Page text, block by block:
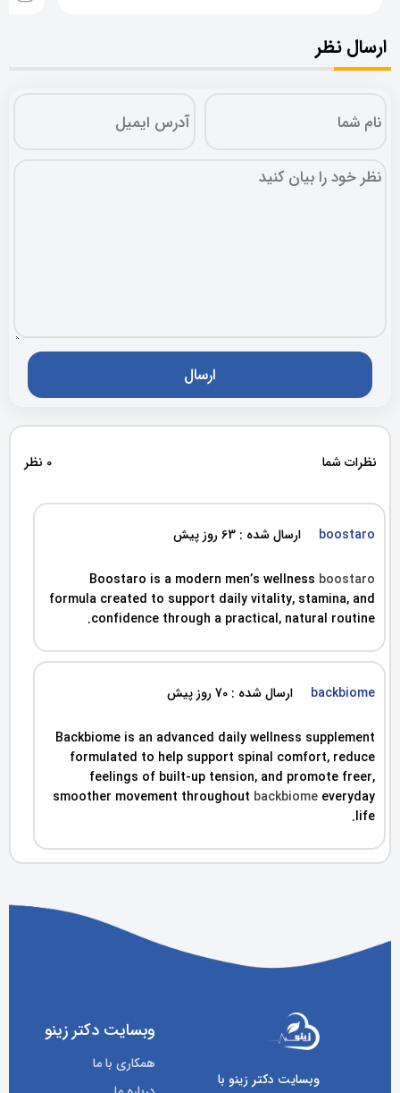
ارسال نظر
نظرات شما 0 نظر
boostaro ارسال شده : 63 روز پیش
Boostaro is a modern men’s wellness boostaro
formula created to support daily vitality, stamina, and
confidence through a practical, natural routine.
backbiome ارسال شده : 70 روز پیش
Backbiome is an advanced daily wellness supplement
formulated to help support spinal comfort, reduce
feelings of built-up tension, and promote freer,
smoother movement throughout backbiome everyday
life.
وبسایت دکتر زینو با
وبسایت دکتر زینو
همکاری با ما